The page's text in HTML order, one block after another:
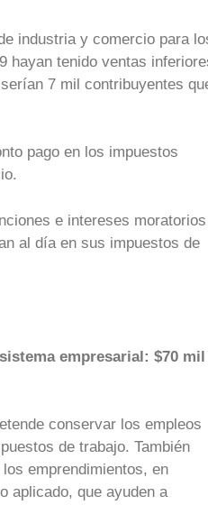
industria y comercio para
hayan tenido ventas
7 mil contribuyentes
pago en los impuestos
e intereses moratorios
al día en sus impuestos de
empresarial: $70 mil
conservar los empleos
de trabajo. También
emprendimientos, en
aplicado, que ayuden a